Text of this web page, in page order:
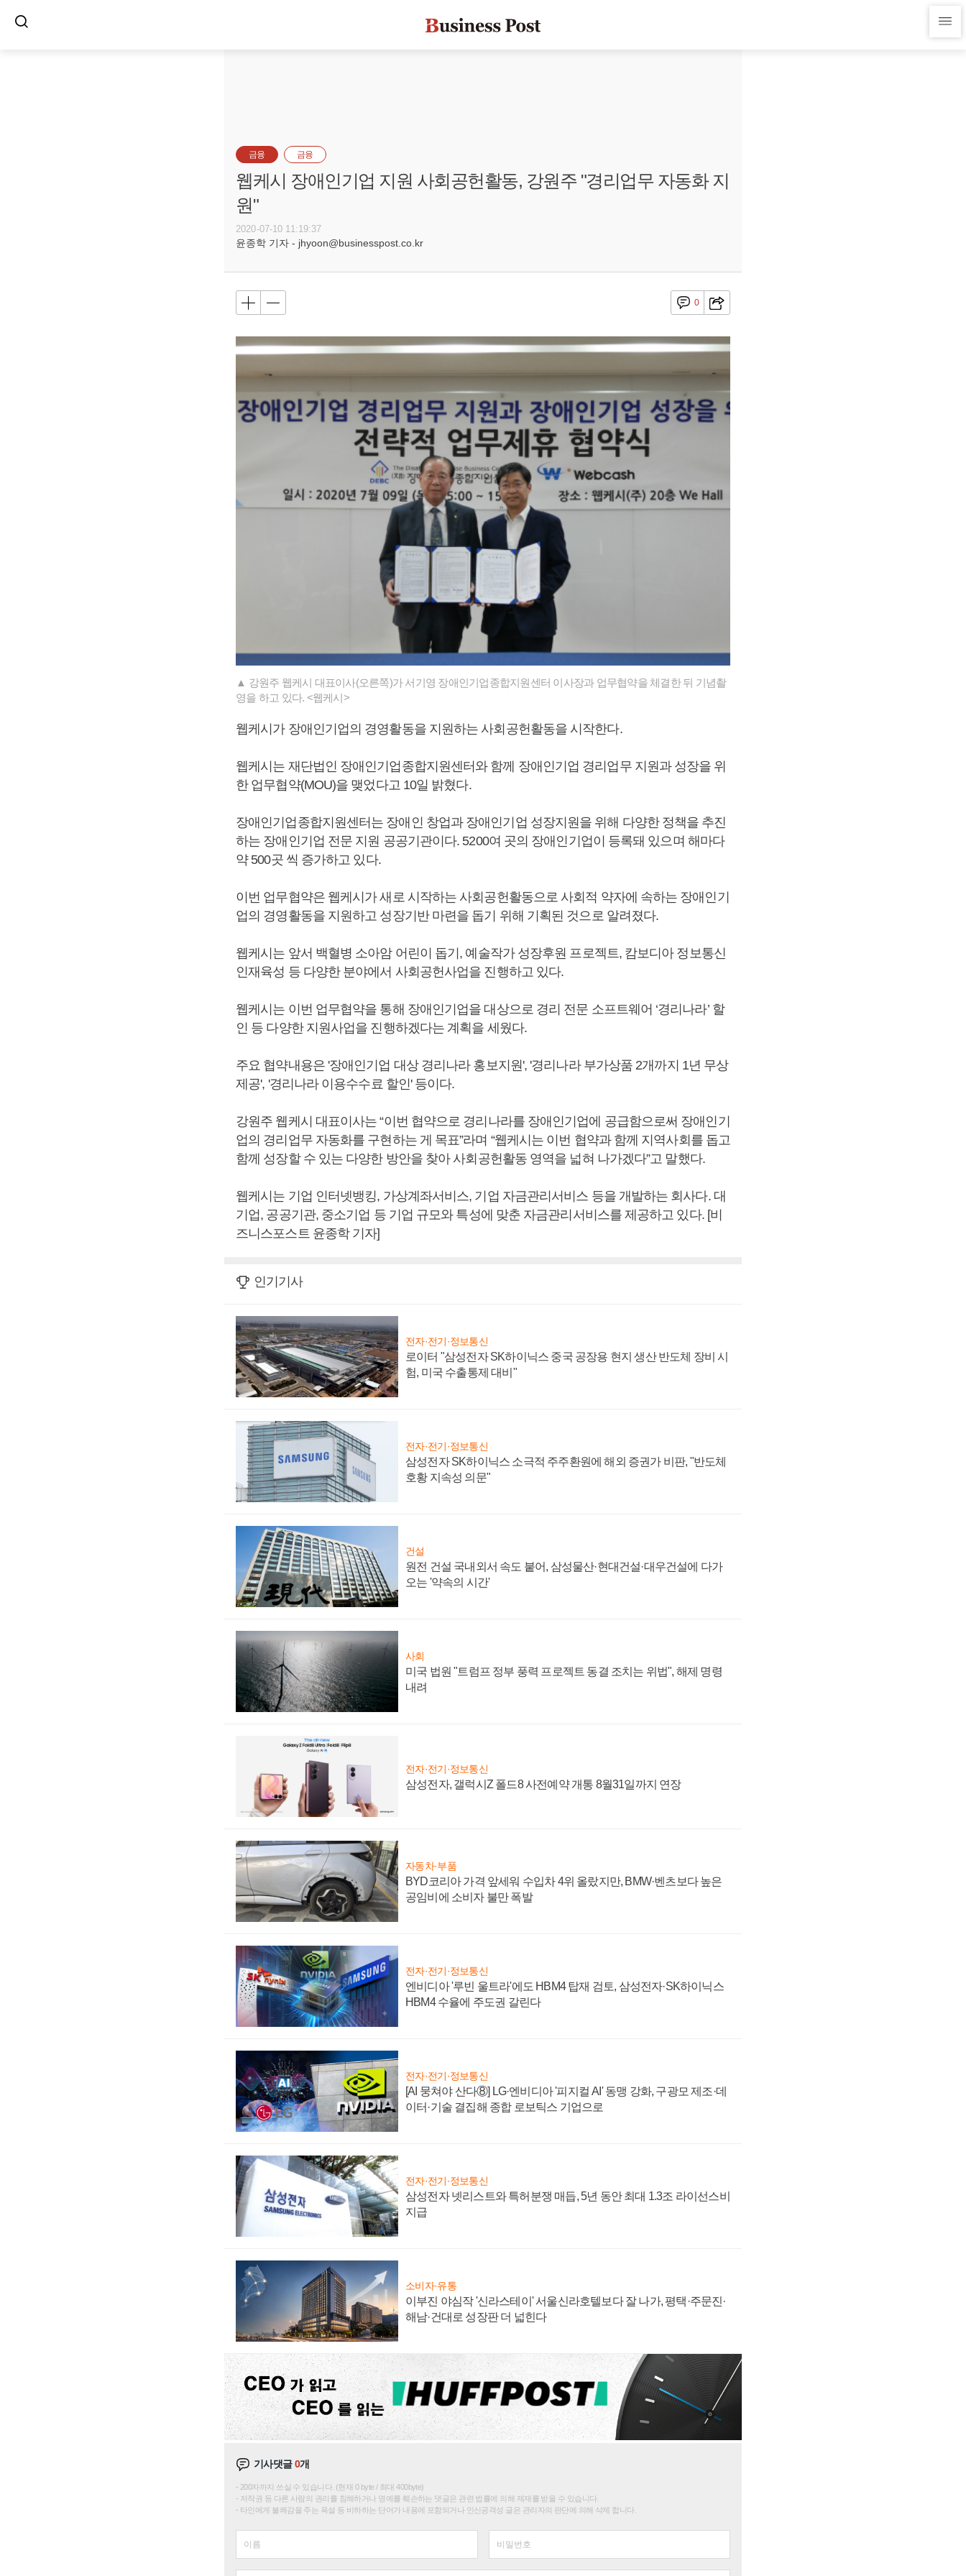
금융 금융
웹케시 장애인기업 지원 사회공헌활동, 강원주 "경리업무 자동화 지
원"
2020-07-10 11:19:37
윤종학 기자 - jhyoon@businesspost.co.kr
0
▲ 강원주 웹케시 대표이사(오른쪽)가 서기영 장애인기업종합지원센터 이사장과 업무협약을 체결한 뒤 기념촬
영을 하고 있다. <웹케시>
웹케시가 장애인기업의 경영활동을 지원하는 사회공헌활동을 시작한다.
웹케시는 재단법인 장애인기업종합지원센터와 함께 장애인기업 경리업무 지원과 성장을 위
한 업무협약(MOU)을 맺었다고 10일 밝혔다.
장애인기업종합지원센터는 장애인 창업과 장애인기업 성장지원을 위해 다양한 정책을 추진
하는 장애인기업 전문 지원 공공기관이다. 5200여 곳의 장애인기업이 등록돼 있으며 해마다
약 500곳 씩 증가하고 있다.
이번 업무협약은 웹케시가 새로 시작하는 사회공헌활동으로 사회적 약자에 속하는 장애인기
업의 경영활동을 지원하고 성장기반 마련을 돕기 위해 기획된 것으로 알려졌다.
웹케시는 앞서 백혈병 소아암 어린이 돕기, 예술작가 성장후원 프로젝트, 캄보디아 정보통신
인재육성 등 다양한 분야에서 사회공헌사업을 진행하고 있다.
웹케시는 이번 업무협약을 통해 장애인기업을 대상으로 경리 전문 소프트웨어 ‘경리나라’ 할
인 등 다양한 지원사업을 진행하겠다는 계획을 세웠다.
주요 협약내용은 '장애인기업 대상 경리나라 홍보지원', '경리나라 부가상품 2개까지 1년 무상
제공', '경리나라 이용수수료 할인' 등이다.
강원주 웹케시 대표이사는 “이번 협약으로 경리나라를 장애인기업에 공급함으로써 장애인기
업의 경리업무 자동화를 구현하는 게 목표”라며 “웹케시는 이번 협약과 함께 지역사회를 돕고
함께 성장할 수 있는 다양한 방안을 찾아 사회공헌활동 영역을 넓혀 나가겠다”고 말했다.
웹케시는 기업 인터넷뱅킹, 가상계좌서비스, 기업 자금관리서비스 등을 개발하는 회사다. 대
기업, 공공기관, 중소기업 등 기업 규모와 특성에 맞춘 자금관리서비스를 제공하고 있다. [비
즈니스포스트 윤종학 기자]
인기기사
전자·전기·정보통신
로이터 "삼성전자 SK하이닉스 중국 공장용 현지 생산 반도체 장비 시
험, 미국 수출통제 대비"
전자·전기·정보통신
삼성전자 SK하이닉스 소극적 주주환원에 해외 증권가 비판, "반도체
호황 지속성 의문"
건설
원전 건설 국내외서 속도 붙어, 삼성물산·현대건설·대우건설에 다가
오는 '약속의 시간'
사회
미국 법원 "트럼프 정부 풍력 프로젝트 동결 조치는 위법", 해제 명령
내려
전자·전기·정보통신
삼성전자, 갤럭시Z 폴드8 사전예약 개통 8월31일까지 연장
자동차·부품
BYD코리아 가격 앞세워 수입차 4위 올랐지만, BMW·벤츠보다 높은
공임비에 소비자 불만 폭발
전자·전기·정보통신
엔비디아 '루빈 울트라'에도 HBM4 탑재 검토, 삼성전자·SK하이닉스
HBM4 수율에 주도권 갈린다
전자·전기·정보통신
[AI 뭉쳐야 산다⑧] LG·엔비디아 '피지컬 AI' 동맹 강화, 구광모 제조·데
이터·기술 결집해 종합 로보틱스 기업으로
전자·전기·정보통신
삼성전자 넷리스트와 특허분쟁 매듭, 5년 동안 최대 1.3조 라이선스비
지급
소비자·유통
이부진 야심작 '신라스테이' 서울신라호텔보다 잘 나가, 평택·주문진·
해남·건대로 성장판 더 넓힌다
기사댓글0개
200자까지 쓰실 수 있습니다. (현재 0 byte / 최대 400byte)
저작권 등 다른 사람의 권리를 침해하거나 명예를 훼손하는 댓글은 관련 법률에 의해 제재를 받을 수 있습니다.
타인에게 불쾌감을 주는 욕설 등 비하하는 단어가 내용에 포함되거나 인신공격성 글은 관리자의 판단에 의해 삭제 합니다.